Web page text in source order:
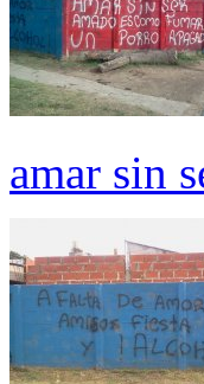
amar sin